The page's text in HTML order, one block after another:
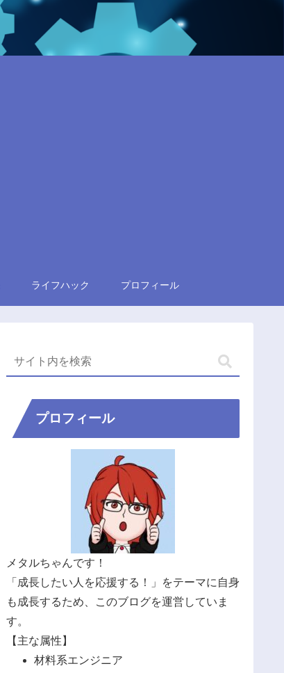
ライフハック プロフィール
プロフィール
メタルちゃんです！
「成長したい人を応援する！」をテーマに自身
も成長するため、このブログを運営していま
す。
【主な属性】
材料系エンジニア